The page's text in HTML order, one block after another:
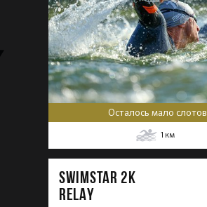
Осталось мало слотов
1 км
SWIMSTAR 2K
RELAY